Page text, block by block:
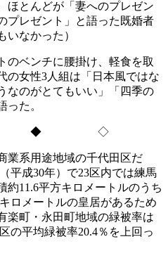
ほとんどが「妻へのプレゼン
プレゼント」と語った既婚者
いなかった）
ベンチに腰掛け、軽食を取
の女性3人組は「日本風ではな
なのがとてもいい」「四季の
った。
◆ ◇
業系用途地域の千代田区だ
平成30年）で23区内では練馬
約11.6平方キロメートルのうち
ロメートルの皇居があるため
楽町・永田町地域の緑被率は
の平均緑被率20.4％を上回っ